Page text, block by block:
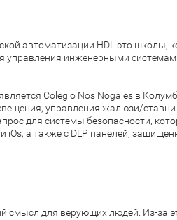
автоматизации HDL это школы,
управления инженерными
Colegio Nos Nogales в
управления жалюзи/ставни
для системы безопасности,
iOs, а также с DLP панелей,
смысл для верующих людей. Из-за